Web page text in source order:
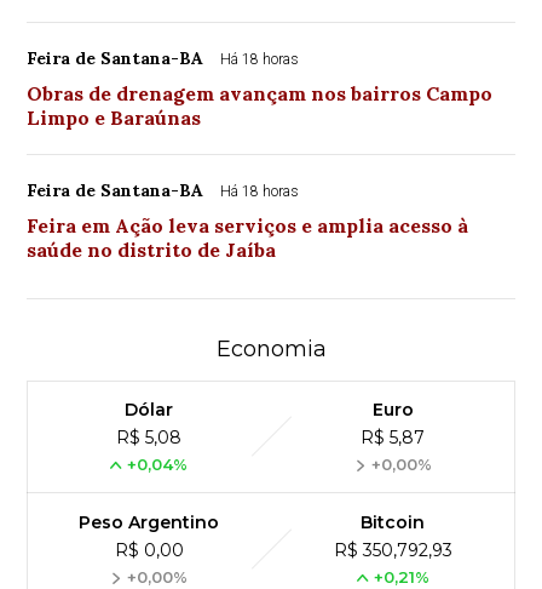
Feira de Santana-BA Há 18 horas
Obras de drenagem avançam nos bairros Campo
Limpo e Baraúnas
Feira de Santana-BA Há 18 horas
Feira em Ação leva serviços e amplia acesso à
saúde no distrito de Jaíba
Economia
Dólar
R$ 5,08
+0,04%
Euro
R$ 5,87
+0,00%
Peso Argentino
R$ 0,00
+0,00%
Bitcoin
R$ 350,792,93
+0,21%